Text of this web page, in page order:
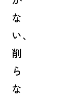
な
い、
削
ら
な